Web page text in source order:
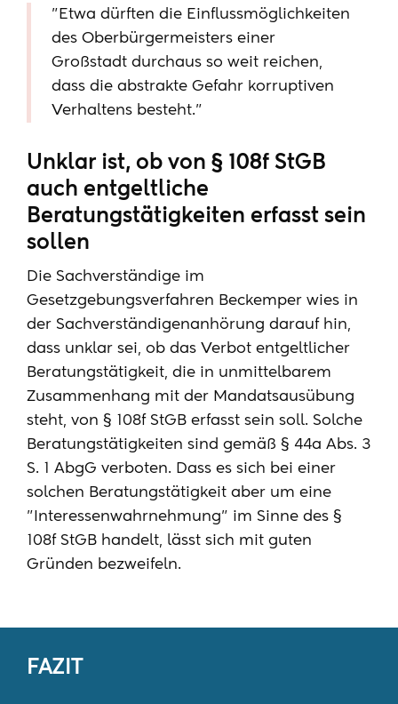
"Etwa dürften die Einflussmöglichkeiten
des Oberbürgermeisters einer
Großstadt durchaus so weit reichen,
dass die abstrakte Gefahr korruptiven
Verhaltens besteht."
Unklar ist, ob von § 108f StGB
auch entgeltliche
Beratungstätigkeiten erfasst sein
sollen
Die Sachverständige im
Gesetzgebungsverfahren Beckemper wies in
der Sachverständigenanhörung darauf hin,
dass unklar sei, ob das Verbot entgeltlicher
Beratungstätigkeit, die in unmittelbarem
Zusammenhang mit der Mandatsausübung
steht, von § 108f StGB erfasst sein soll. Solche
Beratungstätigkeiten sind gemäß § 44a Abs. 3
S. 1 AbgG verboten. Dass es sich bei einer
solchen Beratungstätigkeit aber um eine
"Interessenwahrnehmung" im Sinne des §
108f StGB handelt, lässt sich mit guten
Gründen bezweifeln.
FAZIT